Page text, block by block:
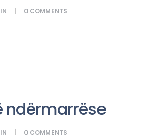
0 COMMENTS
ndërmarrëse
0 COMMENTS